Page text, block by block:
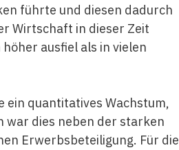
führte und diesen dadurch
Wirtschaft in dieser Zeit
ausfiel als in vielen
ein quantitatives Wachstum,
war dies neben der starken
Erwerbsbeteiligung. Für die